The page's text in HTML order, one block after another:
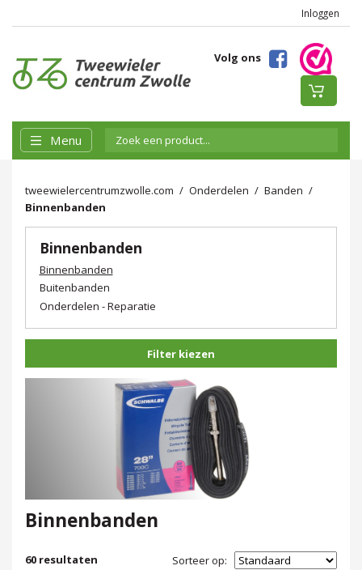
Inloggen
Volg ons
Menu
tweewielercentrumzwolle.com Onderdelen
Banden
Binnenbanden
Binnenbanden
Binnenbanden
Buitenbanden
Onderdelen - Reparatie
Filter kiezen
Binnenbanden
60 resultaten Sorteer op: